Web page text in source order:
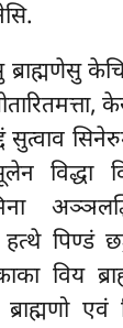
केचि
सुत्वाव
विद्धा
हत्थे पिण्डं
विय
एवं